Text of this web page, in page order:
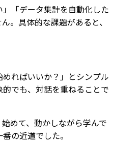
」「データ集計を自動化した
。具体的な課題があると、
めればいいか？」とシンプル
でも、対話を重ねることで
めて、動かしながら学んで
の近道でした。